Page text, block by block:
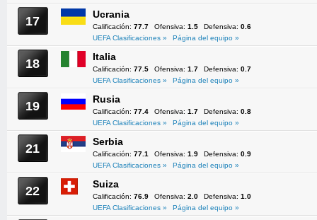
17 Ucrania
Calificación: 77.7 Ofensiva: 1.5 Defensiva: 0.6
UEFA Clasificaciones »
Página del equipo »
18 Italia
Calificación: 77.5 Ofensiva: 1.7 Defensiva: 0.7
UEFA Clasificaciones »
Página del equipo »
19 Rusia
Calificación: 77.4 Ofensiva: 1.7 Defensiva: 0.8
UEFA Clasificaciones »
Página del equipo »
21 Serbia
Calificación: 77.1 Ofensiva: 1.9 Defensiva: 0.9
UEFA Clasificaciones »
Página del equipo »
22 Suiza
Calificación: 76.9 Ofensiva: 2.0 Defensiva: 1.0
UEFA Clasificaciones »
Página del equipo »